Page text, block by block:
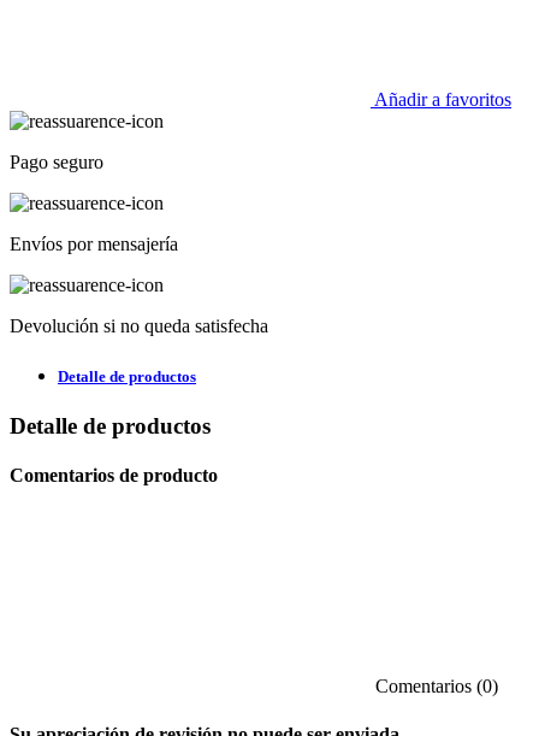
Añadir a favoritos
Pago seguro
Envíos por mensajería
Devolución si no queda satisfecha
Detalle de productos
Detalle de productos
Comentarios de producto
Comentarios (0)